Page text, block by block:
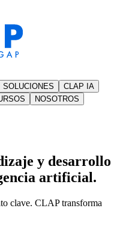
SOLUCIONES
CLAP IA
NOSOTROS
y desarrollo
artificial.
clave. CLAP transforma